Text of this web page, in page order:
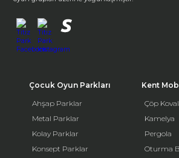
Çocuk Oyun Parkları
Ahşap Parklar
Metal Parklar
Kolay Parklar
Konsept Parklar
Kent
Çöp
Kamelya
Pergola
Oturma